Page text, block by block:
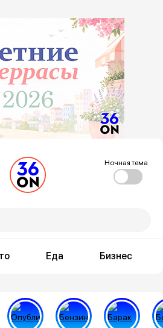
Ночная тема
Еда Бизнес